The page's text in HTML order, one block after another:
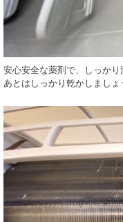
安心安全な薬剤で、しっかり
あとはしっかり乾かしましょ